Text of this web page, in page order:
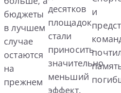
бюджеты
в лучшем
случае
остаются
на
прежнем
десятков
площадок
стали
приносить
значительно
меньший
эффект.
и